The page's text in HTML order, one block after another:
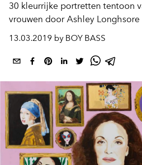
30 kleurrijke portretten tentoon
vrouwen door Ashley Longhsore
13.03.2019 by BOY BASS